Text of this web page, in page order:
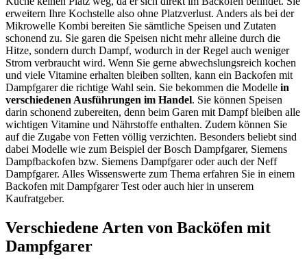
erweitern Ihre Kochstelle also ohne Platzverlust. Anders als bei der
Mikrowelle Kombi bereiten Sie sämtliche Speisen und Zutaten
schonend zu. Sie garen die Speisen nicht mehr alleine durch die
Hitze, sondern durch Dampf, wodurch in der Regel auch weniger
Strom verbraucht wird. Wenn Sie gerne abwechslungsreich kochen
und viele Vitamine erhalten bleiben sollten, kann ein Backofen mit
Dampfgarer die richtige Wahl sein. Sie bekommen die Modelle in
verschiedenen Ausführungen im Handel. Sie können Speisen
darin schonend zubereiten, denn beim Garen mit Dampf bleiben alle
wichtigen Vitamine und Nährstoffe enthalten. Zudem können Sie
auf die Zugabe von Fetten völlig verzichten. Besonders beliebt sind
dabei Modelle wie zum Beispiel der Bosch Dampfgarer, Siemens
Dampfbackofen bzw. Siemens Dampfgarer oder auch der Neff
Dampfgarer. Alles Wissenswerte zum Thema erfahren Sie in einem
Backofen mit Dampfgarer Test oder auch hier in unserem
Kaufratgeber.
Verschiedene Arten von Backöfen mit
Dampfgarer